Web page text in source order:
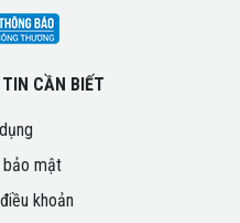
CẦN BIẾT
bảo mật
khoản